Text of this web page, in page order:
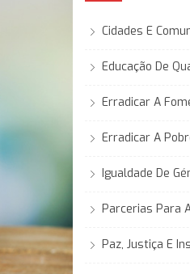
Cidades E
Educação De
Erradicar A
Erradicar A
Igualdade De
Parcerias Para
Paz, Justiça E